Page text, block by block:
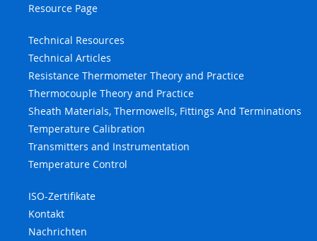
Resource Page
Technical Resources
Technical Articles
Resistance Thermometer Theory and Practice
Thermocouple Theory and Practice
Sheath Materials, Thermowells, Fittings And Terminations
Temperature Calibration
Transmitters and Instrumentation
Temperature Control
ISO-Zertifikate
Kontakt
Nachrichten